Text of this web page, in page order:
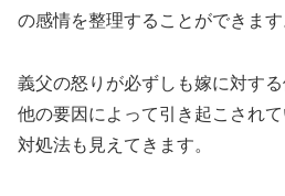
の感情を整理することができます
義父の怒りが必ずしも嫁に対する
他の要因によって引き起こされて
対処法も見えてきます。